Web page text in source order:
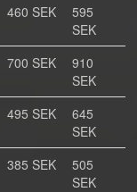
460 SEK
595
SEK
700 SEK
910
SEK
495 SEK
645
SEK
385 SEK
505
SEK